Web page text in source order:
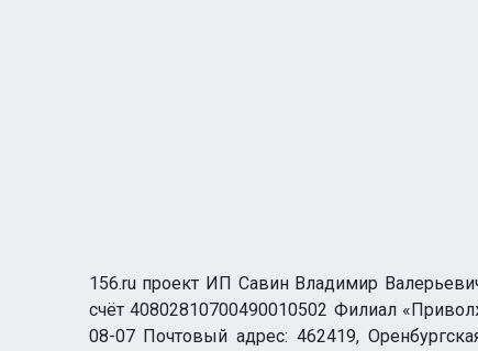
156.ru проект ИП Савин Владимир
счёт 40802810700490010502 Филиал
08-07 Почтовый адрес: 462419,